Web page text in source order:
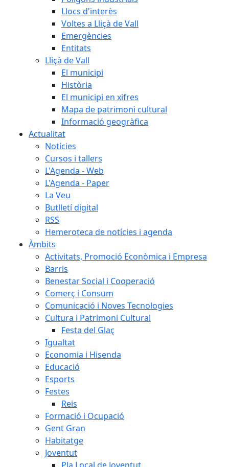
Llocs d'interès
Voltes a Lliçà de Vall
Emergències
Entitats
Lliçà de Vall
El municipi
Història
El municipi en xifres
Mapa de patrimoni cultural
Informació geogràfica
Actualitat
Notícies
Cursos i tallers
L'Agenda - Web
L'Agenda - Paper
La Veu
Butlletí digital
RSS
Hemeroteca de notícies i agenda
Àmbits
Activitats, Promoció Econòmica i Empresa
Barris
Benestar Social i Cooperació
Comerç i Consum
Comunicació i Noves Tecnologies
Cultura i Patrimoni Cultural
Festa del Glaç
Igualtat
Economia i Hisenda
Educació
Esports
Festes
Reis
Formació i Ocupació
Gent Gran
Habitatge
Joventut